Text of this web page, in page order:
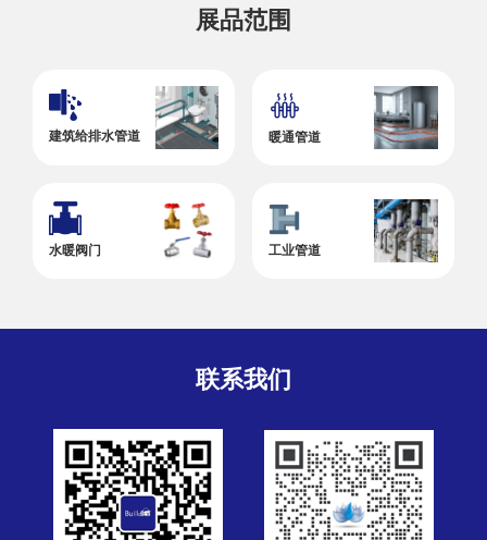
展品范围
建筑给排水管道 暖通管道
水暖阀门 工业管道
联系我们